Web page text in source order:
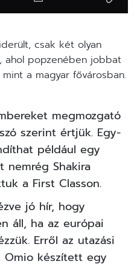
csak két olyan
ahol popzenében jobbat
a magyar fővárosban.
megmozgató
szerint értjük. Egy-
például egy
nemrég Shakira
a First Classon.
jó hír, hogy
áll, ha az európai
Erről az utazási
Omio készített egy